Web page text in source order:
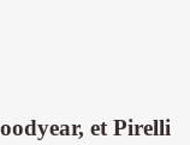
et Pirelli